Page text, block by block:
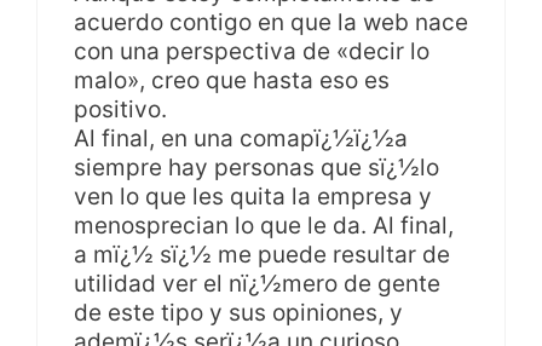
acuerdo contigo en que la web nace
con una perspectiva de «decir lo
malo», creo que hasta eso es
positivo.
Al final, en una comapï¿½ï¿½a
siempre hay personas que sï¿½lo
ven lo que les quita la empresa y
menosprecian lo que le da. Al final,
a mï¿½ sï¿½ me puede resultar de
utilidad ver el nï¿½mero de gente
de este tipo y sus opiniones, y